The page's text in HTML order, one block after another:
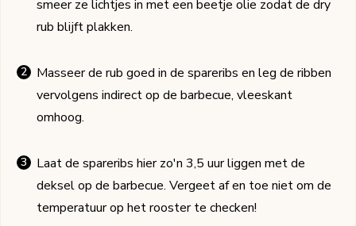
smeer ze lichtjes in met een beetje olie zodat de dry
rub blijft plakken.
Masseer de rub goed in de spareribs en leg de ribben
vervolgens indirect op de barbecue, vleeskant
omhoog.
Laat de spareribs hier zo'n 3,5 uur liggen met de
deksel op de barbecue. Vergeet af en toe niet om de
temperatuur op het rooster te checken!